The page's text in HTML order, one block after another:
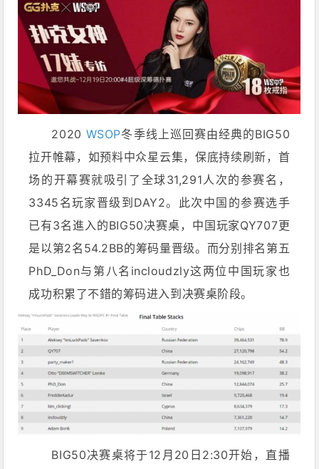
2020 WSOP冬季线上巡回赛由经典的BIG50
拉开帷幕，如预料中众星云集，保底持续刷新，首
场的开幕赛就吸引了全球31,291人次的参赛名，
3345名玩家晋级到DAY2。此次中国的参赛选手
已有3名進入的BIG50决赛桌，中国玩家QY707更
是以第2名54.2BB的筹码量晋级。而分别排名第五
PhD_Don与第八名incloudzly这两位中国玩家也
成功积累了不錯的筹码进入到决赛桌阶段。
BIG50决赛桌将于12月20日2:30开始，直播